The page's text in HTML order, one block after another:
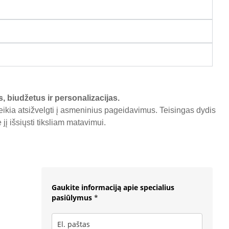
biudžetus ir personalizacijas.
atsižvelgti į asmeninius pageidavimus. Teisingas dydis
jį išsiųsti tiksliam matavimui.
Gaukite informaciją apie specialius
pasiūlymus *